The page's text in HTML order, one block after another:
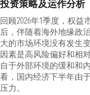
投资策略及运作分析
回顾2026年1季度，权
后，伴随着海外地缘政
大的市场环境没有发生
因素是高风险偏好和相
自于外部环境的缓和和
看，国内经济下半年由
压力。